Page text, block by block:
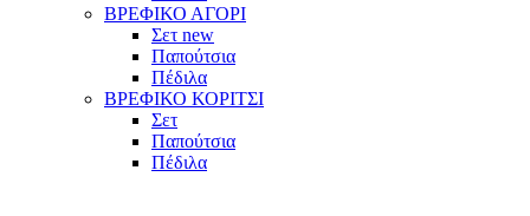
ΒΡΕΦΙΚΟ ΑΓΟΡΙ
Σετ new
Παπούτσια
Πέδιλα
ΒΡΕΦΙΚΟ ΚΟΡΙΤΣΙ
Σετ
Παπούτσια
Πέδιλα